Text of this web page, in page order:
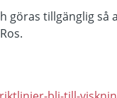
göras tillgänglig så